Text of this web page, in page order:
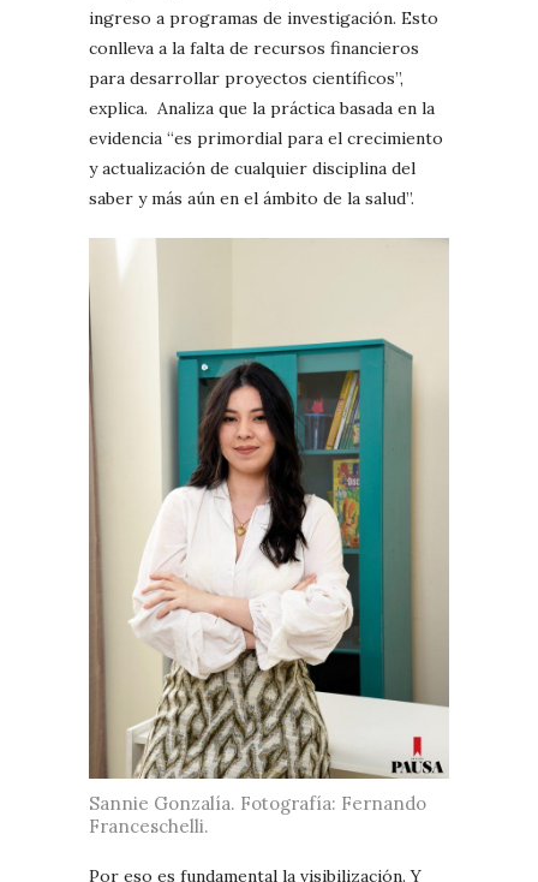
ingreso a programas de investigación. Esto
conlleva a la falta de recursos financieros
para desarrollar proyectos científicos”,
explica. Analiza que la práctica basada en la
evidencia “es primordial para el crecimiento
y actualización de cualquier disciplina del
saber y más aún en el ámbito de la salud”.
Sannie Gonzalía. Fotografía: Fernando
Franceschelli.
Por eso es fundamental la visibilización. Y